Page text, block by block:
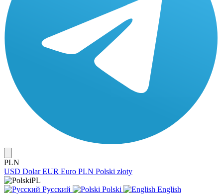
PLN
USD Dolar EUR Euro PLN Polski złoty
PL
Русский
Polski English